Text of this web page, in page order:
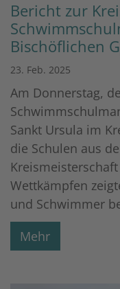
Bericht zur
Bischöflichen
23. Feb. 2025
Am Donnerstag,
Sankt Ursula im
die Schulen aus
Wettkämpfen
und Schwimmer
Mehr